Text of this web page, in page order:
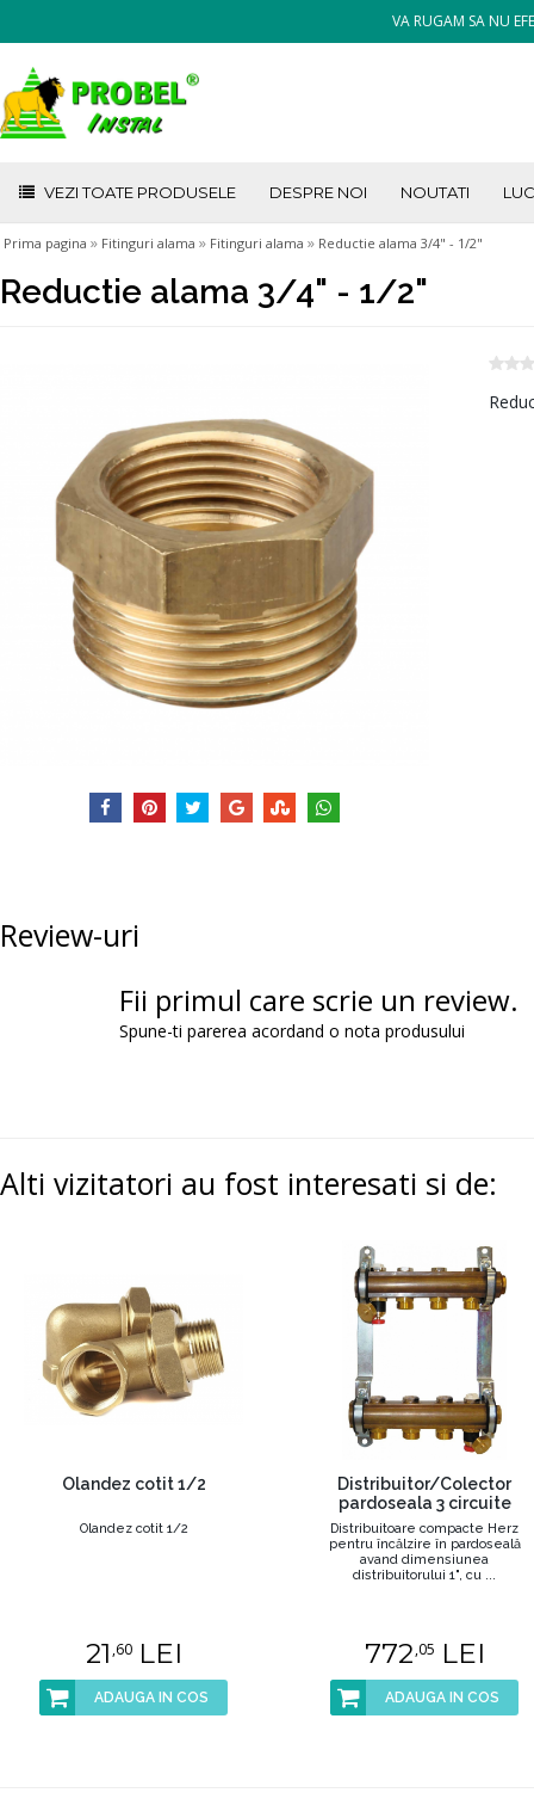
VA RUGAM SA NU
VEZI TOATE PRODUSELE DESPRE NOI NOUTATI
Prima pagina » Fitinguri alama » Fitinguri alama » Reductie alama 3/4" - 1/2"
Reductie alama 3/4" - 1/2"
Review-uri
Fii primul care scrie un review.
Spune-ti parerea acordand o nota produsului
Alti vizitatori au fost interesati si de:
Olandez cotit 1/2
Olandez cotit 1/2
21 ,60LEI
ADAUGA IN COS
Distribuitor/Colector
pardoseala 3 circuite
Distribuitoare compacte Herz
pentru încălzire în pardoseală
avand dimensiunea
distribuitorului 1", cu ...
772,05LEI
ADAUGA IN COS